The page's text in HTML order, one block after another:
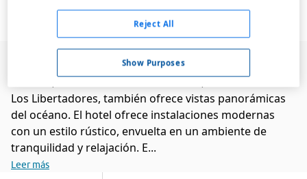
El hotel se encuentra ubicado junto a la bahía de
Paracas, a solo cuatro horas de Lima, sobre la Avenida
Los Libertadores, también ofrece vistas panorámicas
del océano. El hotel ofrece instalaciones modernas
con un estilo rústico, envuelta en un ambiente de
tranquilidad y relajación. E...
Leer más
Show Purposes
Reject All